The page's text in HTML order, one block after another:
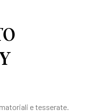
e tesserate.